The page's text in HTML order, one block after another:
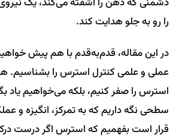
دشمنی که ذهن را آشفته می‌کند، یک
را رو به جلو هدایت کند.
در این مقاله، قدم‌به‌قدم با هم پیش
عملی و علمی کنترل استرس را
استرس را صفر کنیم، بلکه می‌خواهیم یاد
سطحی نگه داریم که به تمرکز، انگیزه و
قرار است بفهمیم که استرس اگر درست